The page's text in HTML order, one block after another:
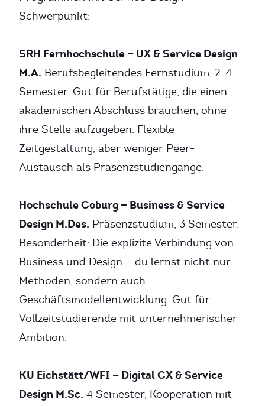
Schwerpunkt:
SRH Fernhochschule — UX & Service Design
M.A. Berufsbegleitendes Fernstudium, 2-4
Semester. Gut für Berufstätige, die einen
akademischen Abschluss brauchen, ohne
ihre Stelle aufzugeben. Flexible
Zeitgestaltung, aber weniger Peer-
Austausch als Präsenzstudiengänge.
Hochschule Coburg — Business & Service
Design M.Des. Präsenzstudium, 3 Semester.
Besonderheit: Die explizite Verbindung von
Business und Design — du lernst nicht nur
Methoden, sondern auch
Geschäftsmodellentwicklung. Gut für
Vollzeitstudierende mit unternehmerischer
Ambition.
KU Eichstätt/WFI — Digital CX & Service
Design M.Sc. 4 Semester, Kooperation mit